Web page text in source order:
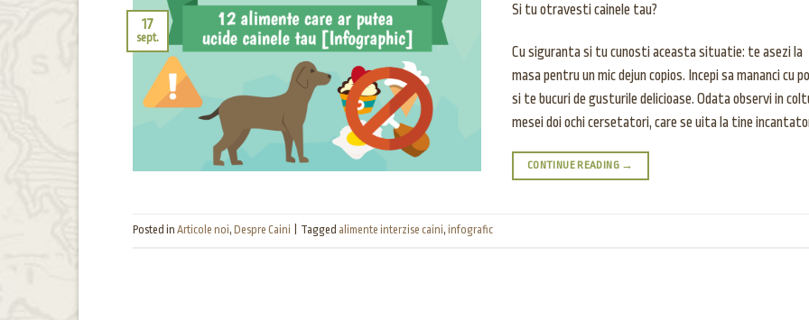
17
sept.
Si tu otravesti cainele tau?
Cu siguranta si tu cunosti aceasta situatie: te asezi la
masa pentru un mic dejun copios. Incepi sa mananci cu
si te bucuri de gusturile delicioase. Odata observi in
mesei doi ochi cersetatori, care se uita la tine
CONTINUE READING →
Posted in Articole noi, Despre Caini Tagged alimente interzise caini, infografic